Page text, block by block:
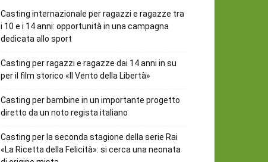
Casting internazionale per ragazzi e ragazze tra
i 10 e i 14 anni: opportunità in una campagna
dedicata allo sport
Casting per ragazzi e ragazze dai 14 anni in su
per il film storico «Il Vento della Libertà»
Casting per bambine in un importante progetto
diretto da un noto regista italiano
Casting per la seconda stagione della serie Rai
«La Ricetta della Felicità»: si cerca una neonata